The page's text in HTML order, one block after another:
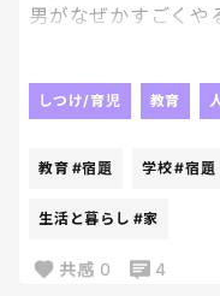
男がなぜかすごくや
こなしている。タブ
、、、、
る。というか先にや
しつけ/育児 教育
教育 #宿題 学校#宿題
生活と暮らし #家
共感 0 4